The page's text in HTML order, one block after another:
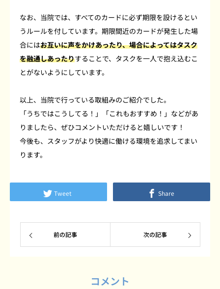
なお、当院では、すべてのカードに必ず期限を設けるとい
うルールを付しています。期限間近のカードが発生した場
合にはお互いに声をかけあったり、場合によってはタスク
を融通しあったりすることで、タスクを一人で抱え込むこ
とがないようにしています。
以上、当院で行っている取組みのご紹介でした。
「うちではこうしてる！」「これもおすすめ！」などがあ
りましたら、ぜひコメントいただけると嬉しいです！
今後も、スタッフがより快適に働ける環境を追求してまい
ります。
Tweet Share
前の記事 次の記事
コメント